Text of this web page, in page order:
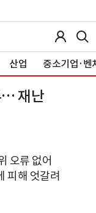
산업 중소기업·벤
… 재난
오류 없어
피해 엇갈려